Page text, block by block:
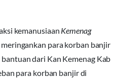
kemanusiaan Kemenag
para korban banjir
dari Kan Kemenag Kab
para korban banjir di